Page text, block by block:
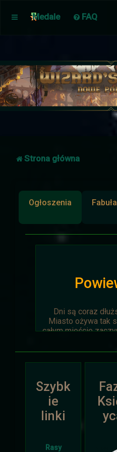
Medale FAQ
Strona główna
Ogłoszenia Fabuła
Dni są coraz
Miasto ożywa tak
całym mieście
niej udział niech
Otrzyma
Atak
Szybk
ie
linki
Rasy